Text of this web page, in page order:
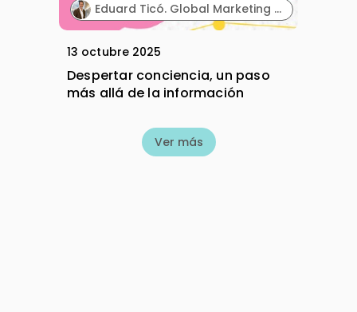
Eduard Ticó. Global Marketing Director. Dentaid.
13 octubre 2025
Despertar conciencia, un paso
más allá de la información
Ver más